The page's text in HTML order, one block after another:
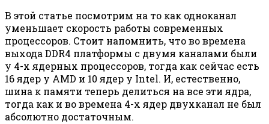
В этой статье посмотрим на то как одноканал
уменьшает скорость работы современных
процессоров. Стоит напомнить, что во времена
выхода DDR4 платформы с двумя каналами были
у 4-х ядерных процессоров, тогда как сейчас есть
16 ядер у AMD и 10 ядер у Intel. И, естественно,
шина к памяти теперь делиться на все эти ядра,
тогда как и во времена 4-х ядер двухканал не был
абсолютно достаточным.